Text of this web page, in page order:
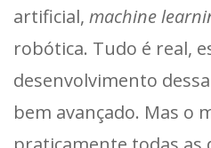
artificial, machine
robótica. Tudo é real,
desenvolvimento
bem avançado. Mas o